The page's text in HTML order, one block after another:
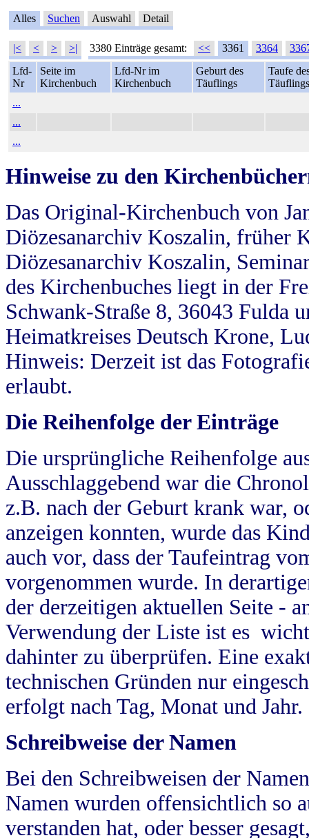
Alles Suchen Auswahl Detail
|< < > >| 3380 Einträge gesamt: << 3361 3364
Lfd-
Nr
Seite im
Kirchenbuch
Lfd-Nr im
Kirchenbuch
Geburt des
Täuflings
Taufe
Täuflings
...
...
...
Hinweise zu den
Das Original-Kirchenbuch von
Diözesanarchiv Koszalin, früher
Diözesanarchiv Koszalin,
des Kirchenbuches liegt in der
Schwank-Straße 8, 36043 Fulda
Heimatkreises Deutsch Krone,
Hinweis: Derzeit ist das
erlaubt.
Die Reihenfolge der Einträge
Die ursprüngliche Reihenfolge
Ausschlaggebend war die
z.B. nach der Geburt krank war,
anzeigen konnten, wurde das
auch vor, dass der Taufeintrag
vorgenommen wurde. In
der derzeitigen aktuellen Seite -
Verwendung der Liste ist es
dahinter zu überprüfen. Eine
technischen Gründen nur
erfolgt nach Tag, Monat und Jahr.
Schreibweise der Namen
Bei den Schreibweisen der
Namen wurden offensichtlich so
verstanden hat, oder besser